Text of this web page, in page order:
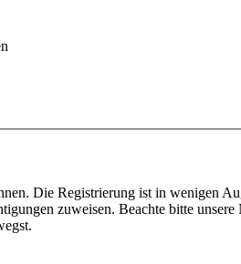
Die Registrierung ist in wenigen
zuweisen. Beachte bitte